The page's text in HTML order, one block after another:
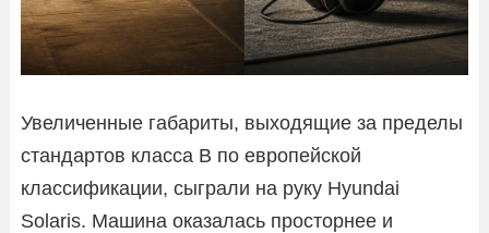
Увеличенные габариты, выходящие за пределы
стандартов класса B по европейской
классификации, сыграли на руку Hyundai
Solaris. Машина оказалась просторнее и